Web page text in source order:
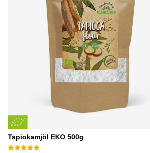
Tapiokamjöl EKO 500g